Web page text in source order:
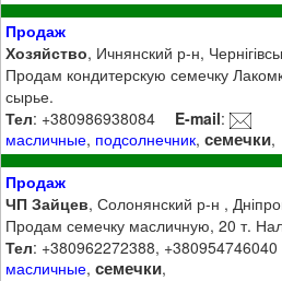
Продаж
Хозяйство, Ичнянский р-н,
Продам кондитерскую семечку
сырье.
Тел: +380986938084 E-mail:
масличные, подсолнечник,семечки,
Продаж
ЧП Зайцев, Солонянский р-н ,
Продам семечку масличную, 20 т.
Тел: +380962272388, +380954746040
масличные,семечки,